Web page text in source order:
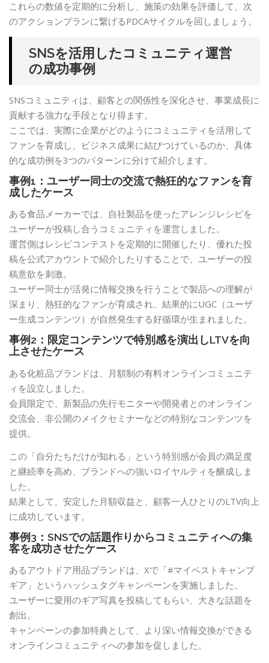
これらの数値を定期的に分析し、施策の効果を評価して、次
のアクションプランに繋げるPDCAサイクルを回しましょう。
SNSを活用したコミュニティ運営
の成功事例
SNSコミュニティは、顧客との関係性を深化させ、事業成長に
貢献する強力な手段となり得ます。
ここでは、実際に企業がどのようにコミュニティを活用して
ファンを育成し、ビジネス成果に結びつけているのか、具体
的な成功例を3つのパターンに分けて紹介します。
事例1：ユーザー同士の交流で熱狂的なファンを育
成したケース
ある食品メーカーでは、自社製品を使ったアレンジレシピを
ユーザーが投稿し合うコミュニティを運営しました。
運営側はレシピコンテストを定期的に開催したり、優れた投
稿を公式アカウントで紹介したりすることで、ユーザーの投
稿意欲を刺激。
ユーザー同士が活発に情報交換を行うことで製品への理解が
深まり、熱狂的なファンが育成され、結果的にUGC（ユーザ
ー生成コンテンツ）が自然発生する好循環が生まれました。
事例2：限定コンテンツで特別感を演出しLTVを向
上させたケース
ある化粧品ブランドは、月額制の有料オンラインコミュニテ
ィを設立しました。
会員限定で、新製品の先行モニターや開発者とのオンライン
交流会、非公開のメイクセミナーなどの特別なコンテンツを
提供。
この「自分たちだけが知れる」という特別感が会員の満足度
と継続率を高め、ブランドへの強いロイヤルティを醸成しま
した。
結果として、安定した月額収益と、顧客一人ひとりのLTV向上
に成功しています。
事例3：SNSでの話題作りからコミュニティへの集
客を成功させたケース
あるアウトドア用品ブランドは、Xで「#マイベストキャンプ
ギア」というハッシュタグキャンペーンを実施しました。
ユーザーに愛用のギア写真を投稿してもらい、大きな話題を
創出。
キャンペーンの参加特典として、より深い情報交換ができる
オンラインコミュニティへの参加を促しました。